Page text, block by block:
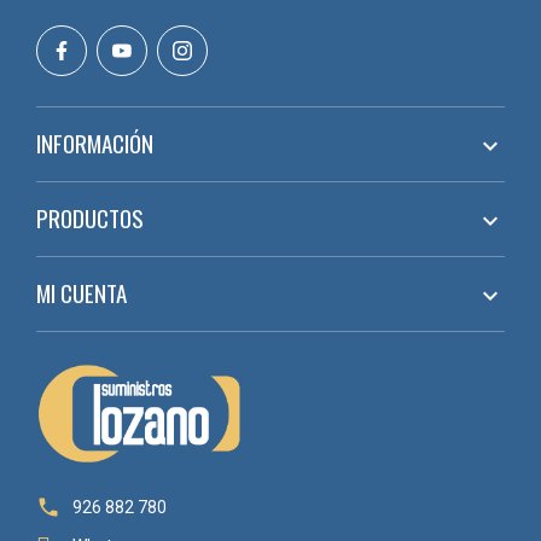
CEC2
INFORMACIÓN 
PRODUCTOS 
MI CUENTA 

926 882 780